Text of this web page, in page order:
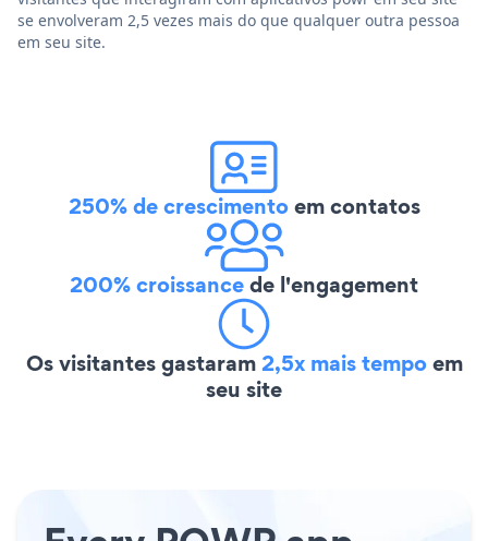
se envolveram 2,5 vezes mais do que qualquer outra pessoa
em seu site.
250% de crescimentoem contatos
200% croissancede l'engagement
Os visitantes gastaram2,5x mais tempoem
seu site